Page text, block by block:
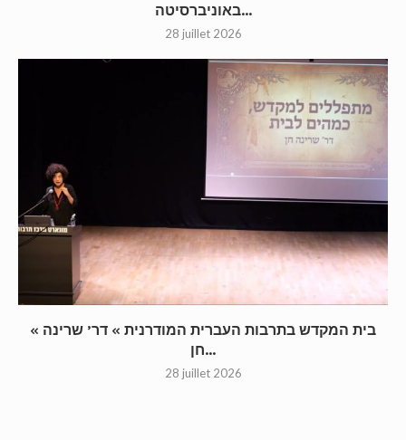
באוניברסיטה...
28 juillet 2026
« בית המקדש בתרבות העברית המודרנית » דר’ שרינה
חן...
28 juillet 2026